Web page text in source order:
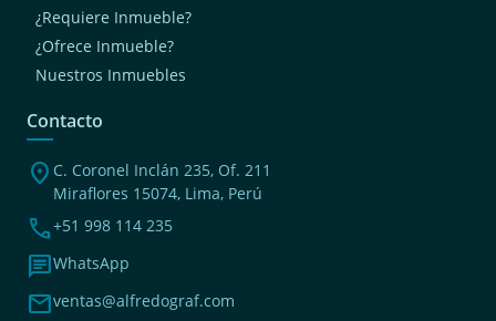
¿Requiere Inmueble?
¿Ofrece Inmueble?
Nuestros Inmuebles
Contacto
location_on C. Coronel Inclán 235, Of. 211
Miraflores 15074, Lima, Perú
phone+51 998 114 235
chatWhatsApp
mailventas@alfredograf.com